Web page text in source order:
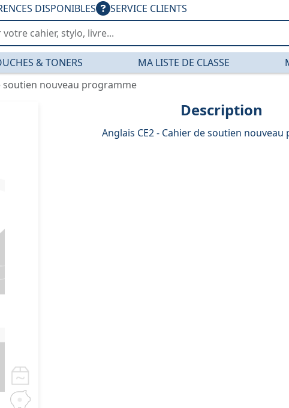
DISPONIBLES SERVICE CLIENTS
& TONERS MA LISTE DE CLASSE
soutien nouveau programme
Description
Anglais CE2 - Cahier de soutien